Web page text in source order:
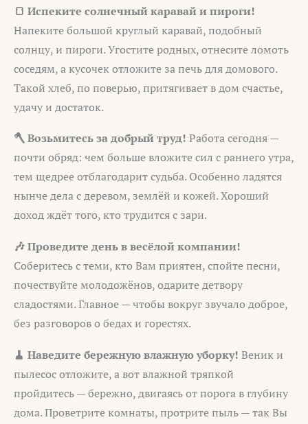
🍞 Испеките солнечный каравай и пироги!
Напеките большой круглый каравай, подобный
солнцу, и пироги. Угостите родных, отнесите ломоть
соседям, а кусочек отложите за печь для домового.
Такой хлеб, по поверью, притягивает в дом счастье,
удачу и достаток.
🪓 Возьмитесь за добрый труд! Работа сегодня —
почти обряд: чем больше вложите сил с раннего утра,
тем щедрее отблагодарит судьба. Особенно ладятся
нынче дела с деревом, землёй и кожей. Хороший
доход ждёт того, кто трудится с зари.
🎶 Проведите день в весёлой компании!
Соберитесь с теми, кто Вам приятен, спойте песни,
почествуйте молодожёнов, одарите детвору
сладостями. Главное — чтобы вокруг звучало доброе,
без разговоров о бедах и горестях.
🧹 Наведите бережную влажную уборку! Веник и
пылесос отложите, а вот влажной тряпкой
пройдитесь — бережно, двигаясь от порога в глубину
дома. Проветрите комнаты, протрите пыль — так Вы